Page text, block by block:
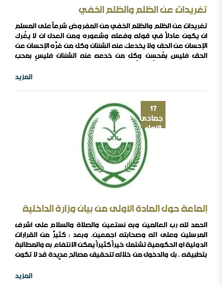
تغريدات عن الظلم والظلم الخفي
تغريدات عن الظلم والظلم الخفي من المفروض شرعاً على المسلم
أن يكون عادلاً في قوله وفعله وشعوره ومن العدل أن لا يغُرك
الإحسان عن الحق ولا يخدعك عنه الشنئان وكل من غرَّه الإحسان عن
الحق فليس بمُحسِن وكل من خدعه عنه الشنئان فليس بمحب
شره أنه تسقط بسببه الدول وتنزل العقوبات ويتبدل الخير شرا
المزيد
17
جمادى
الأول
إلماعة حول المادة الأولى من بيان وزارة الداخلية
الحمد لله رب العالمين وبه نستعين والصلاة والسلام على أشرف
المرسلين وعلى آله وصحابته أجمعين. وبعد : كثيرٌ من القرارات
الدولية أو الحكومية تشتمل خيراً كثيراً يمكن الانتفاع به والمطالبة
بتطبيقه ، بل والدخول من خلاله لتحقيق مصالح عديدة قد لا تكون
والمُخَوِّن أو الغاضب أحياناً ، أو بعين الرضى المُطلَق والانتصار المحبب
المزيد